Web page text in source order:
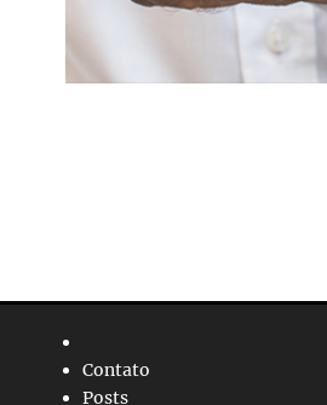
Contato
Posts